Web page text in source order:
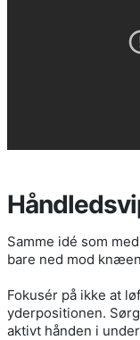
Samme idé som
bare ned mod
Fokusér på ikke at
yderpositionen.
aktivt hånden i